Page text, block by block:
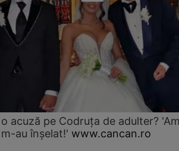
acuză pe Codruța de adulter?
au înșelat!' www.cancan.ro